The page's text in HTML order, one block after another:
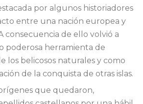
por algunos historiadores
entre una nación europea y
consecuencia de ello volvió a
poderosa herramienta de
los belicosos naturales y como
de la conquista de otras islas.
que quedaron,